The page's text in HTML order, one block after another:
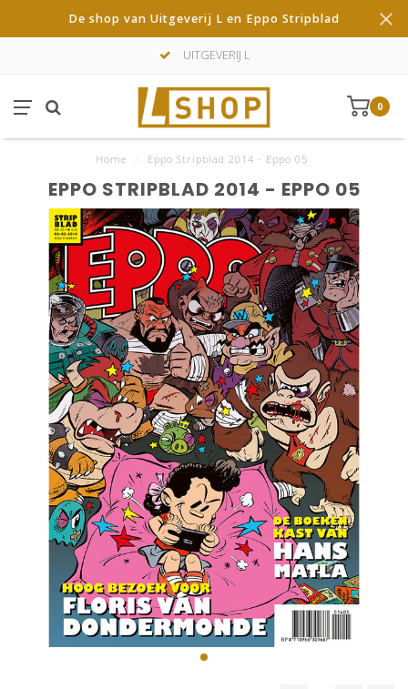
De shop van Uitgeverij L en Eppo Stripblad
UITGEVERIJ L
0
Home Eppo Stripblad 2014 - Eppo 05
EPPO STRIPBLAD 2014 - EPPO 05